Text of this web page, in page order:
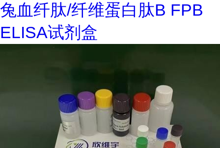
兔血纤肽/纤维蛋白肽B FPB
ELISA试剂盒